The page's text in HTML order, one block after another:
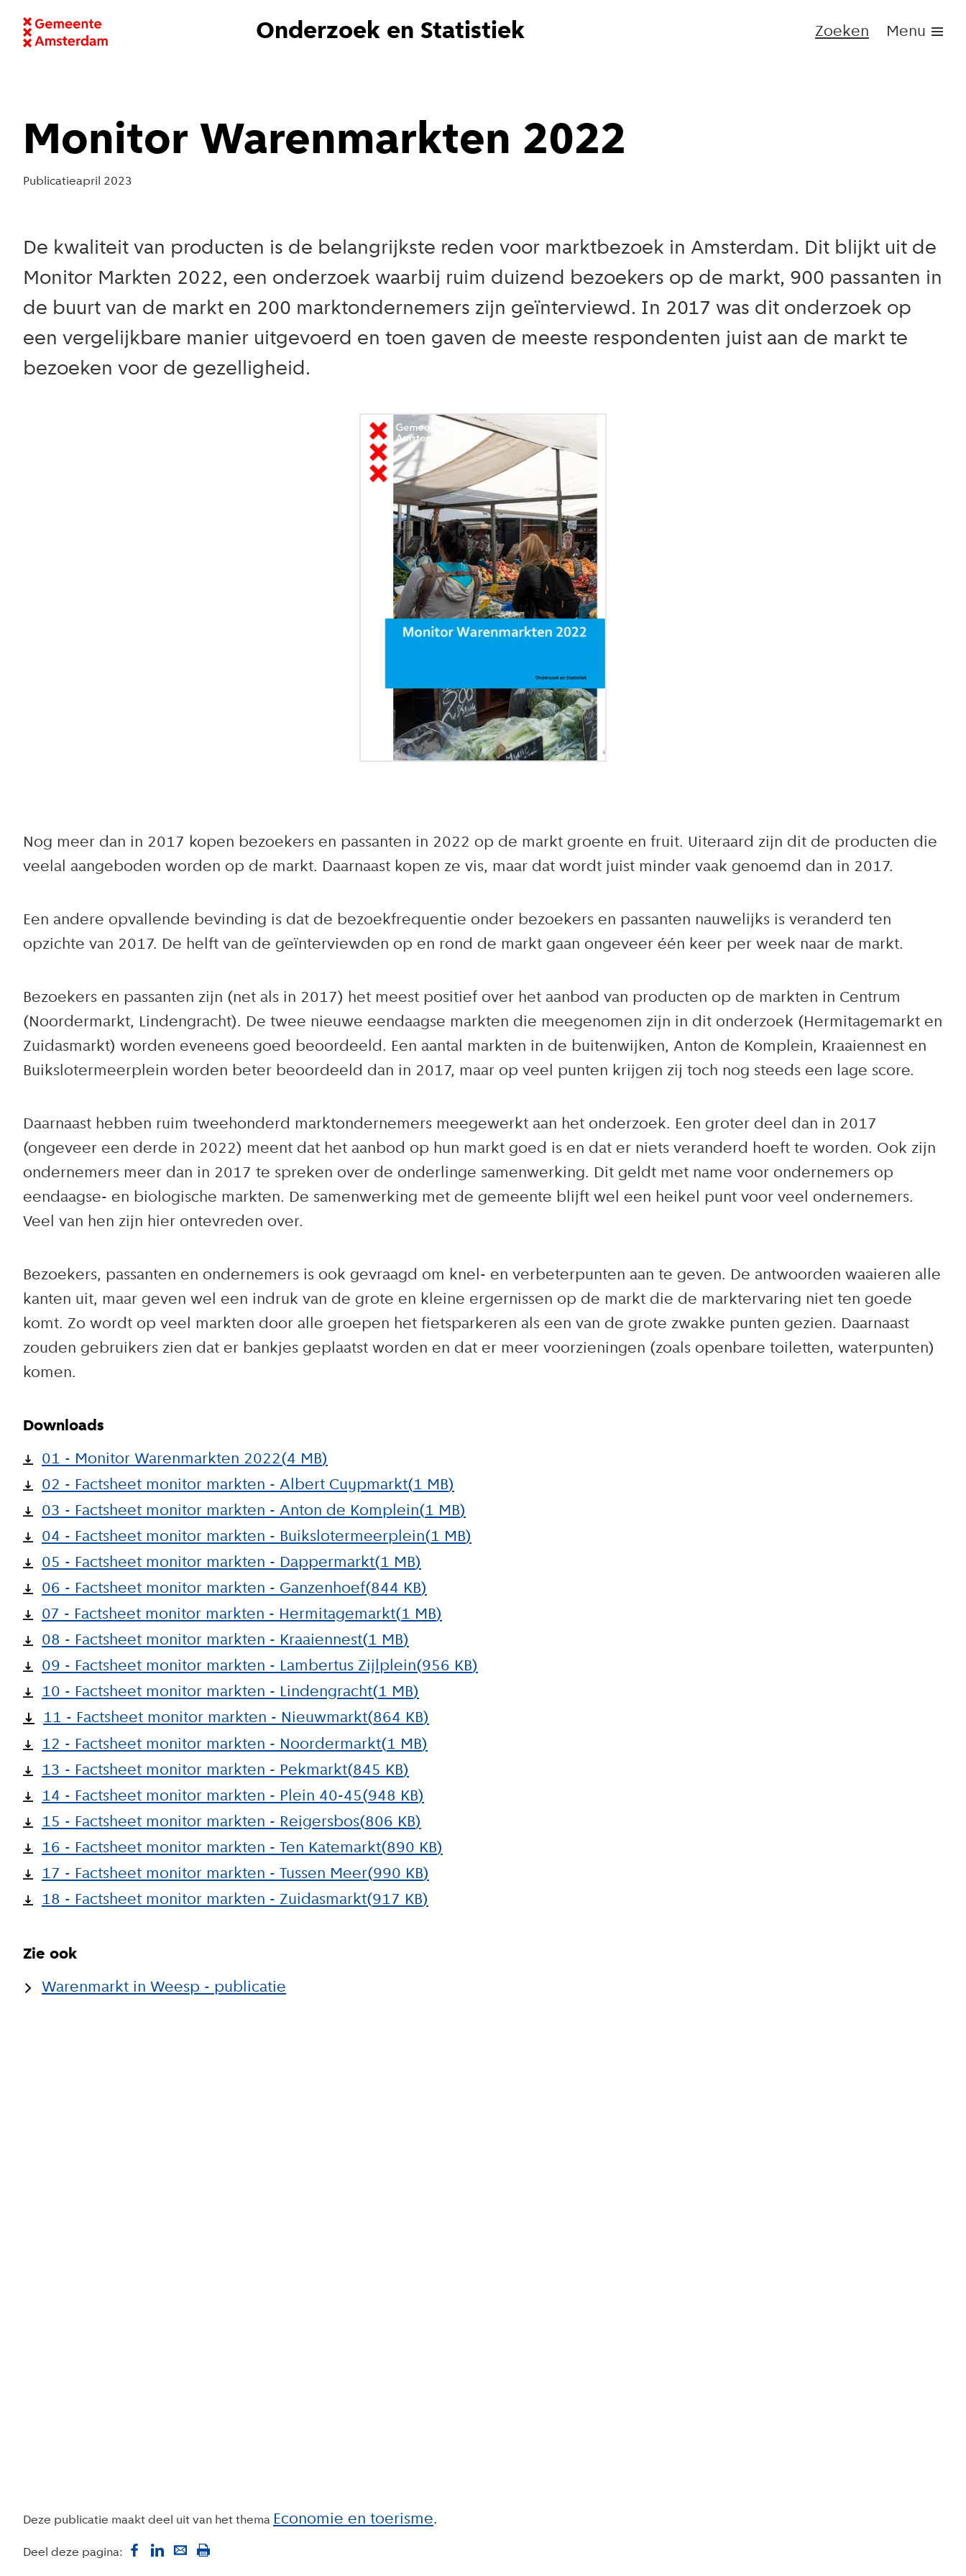
Onderzoek en Statistiek Zoeken Menu
Monitor Warenmarkten 2022
Publicatieapril 2023
De kwaliteit van producten is de belangrijkste reden voor marktbezoek in Amsterdam. Dit blijkt uit de
Monitor Markten 2022, een onderzoek waarbij ruim duizend bezoekers op de markt, 900 passanten in
de buurt van de markt en 200 marktondernemers zijn geïnterviewd. In 2017 was dit onderzoek op
een vergelijkbare manier uitgevoerd en toen gaven de meeste respondenten juist aan de markt te
bezoeken voor de gezelligheid.
Nog meer dan in 2017 kopen bezoekers en passanten in 2022 op de markt groente en fruit. Uiteraard zijn dit de producten die
veelal aangeboden worden op de markt. Daarnaast kopen ze vis, maar dat wordt juist minder vaak genoemd dan in 2017.
Een andere opvallende bevinding is dat de bezoekfrequentie onder bezoekers en passanten nauwelijks is veranderd ten
opzichte van 2017. De helft van de geïnterviewden op en rond de markt gaan ongeveer één keer per week naar de markt.
Bezoekers en passanten zijn (net als in 2017) het meest positief over het aanbod van producten op de markten in Centrum
(Noordermarkt, Lindengracht). De twee nieuwe eendaagse markten die meegenomen zijn in dit onderzoek (Hermitagemarkt en
Zuidasmarkt) worden eveneens goed beoordeeld. Een aantal markten in de buitenwijken, Anton de Komplein, Kraaiennest en
Buikslotermeerplein worden beter beoordeeld dan in 2017, maar op veel punten krijgen zij toch nog steeds een lage score.
Daarnaast hebben ruim tweehonderd marktondernemers meegewerkt aan het onderzoek. Een groter deel dan in 2017
(ongeveer een derde in 2022) meent dat het aanbod op hun markt goed is en dat er niets veranderd hoeft te worden. Ook zijn
ondernemers meer dan in 2017 te spreken over de onderlinge samenwerking. Dit geldt met name voor ondernemers op
eendaagse- en biologische markten. De samenwerking met de gemeente blijft wel een heikel punt voor veel ondernemers.
Veel van hen zijn hier ontevreden over.
Bezoekers, passanten en ondernemers is ook gevraagd om knel- en verbeterpunten aan te geven. De antwoorden waaieren alle
kanten uit, maar geven wel een indruk van de grote en kleine ergernissen op de markt die de marktervaring niet ten goede
komt. Zo wordt op veel markten door alle groepen het fietsparkeren als een van de grote zwakke punten gezien. Daarnaast
zouden gebruikers zien dat er bankjes geplaatst worden en dat er meer voorzieningen (zoals openbare toiletten, waterpunten)
komen.
Downloads
01 - Monitor Warenmarkten 2022(4 MB)
02 - Factsheet monitor markten - Albert Cuypmarkt(1 MB)
03 - Factsheet monitor markten - Anton de Komplein(1 MB)
04 - Factsheet monitor markten - Buikslotermeerplein(1 MB)
05 - Factsheet monitor markten - Dappermarkt(1 MB)
06 - Factsheet monitor markten - Ganzenhoef(844 KB)
07 - Factsheet monitor markten - Hermitagemarkt(1 MB)
08 - Factsheet monitor markten - Kraaiennest(1 MB)
09 - Factsheet monitor markten - Lambertus Zijlplein(956 KB)
10 - Factsheet monitor markten - Lindengracht(1 MB)
11 - Factsheet monitor markten - Nieuwmarkt(864 KB)
12 - Factsheet monitor markten - Noordermarkt(1 MB)
13 - Factsheet monitor markten - Pekmarkt(845 KB)
14 - Factsheet monitor markten - Plein 40-45(948 KB)
15 - Factsheet monitor markten - Reigersbos(806 KB)
16 - Factsheet monitor markten - Ten Katemarkt(890 KB)
17 - Factsheet monitor markten - Tussen Meer(990 KB)
18 - Factsheet monitor markten - Zuidasmarkt(917 KB)
Zie ook
Warenmarkt in Weesp - publicatie
Deze publicatie maakt deel uit van het thema Economie en toerisme
Deel deze pagina: